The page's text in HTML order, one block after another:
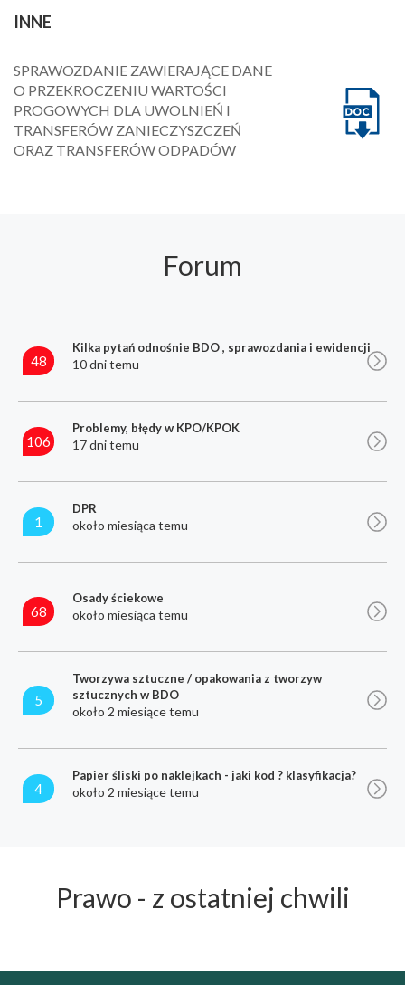
INNE
SPRAWOZDANIE ZAWIERAJĄCE DANE
O PRZEKROCZENIU WARTOŚCI
PROGOWYCH DLA UWOLNIEŃ I
TRANSFERÓW ZANIECZYSZCZEŃ
ORAZ TRANSFERÓW ODPADÓW
Forum
48
Kilka pytań odnośnie BDO , sprawozdania i ewidencji
10 dni temu
106
Problemy, błędy w KPO/KPOK
17 dni temu
1
DPR
około miesiąca temu
68
Osady ściekowe
około miesiąca temu
5
Tworzywa sztuczne / opakowania z tworzyw
sztucznych w BDO
około 2 miesiące temu
4
Papier śliski po naklejkach - jaki kod ? klasyfikacja?
około 2 miesiące temu
Prawo - z ostatniej chwili